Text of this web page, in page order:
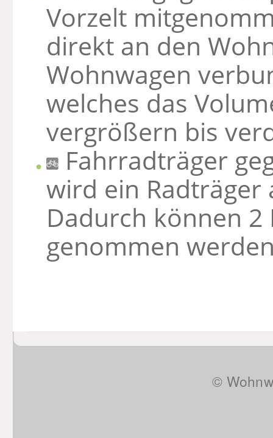
Vorzelt
direkt an den
Wohnwagen
welches das
vergrößern bis
Fahrradträger
wird ein
Dadurch können
genommen
©